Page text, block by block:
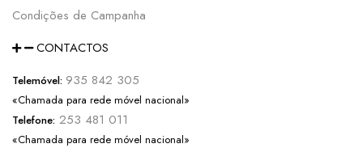
Condições de Campanha
CONTACTOS
Telemóvel: 935 842 305
«Chamada para rede móvel nacional»
Telefone: 253 481 011
«Chamada para rede móvel nacional»